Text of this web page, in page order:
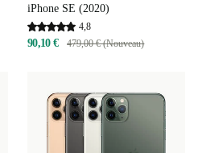
iPhone SE (2020)
4,8
90,10 € 479,00 € (Nouveau)